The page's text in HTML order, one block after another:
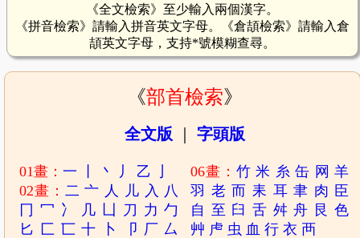
《全文檢索》至少輸入兩個漢字。
《拼音檢索》請輸入拼音英文字母。《倉頡檢索》請輸入倉
頡英文字母，支持*號模糊查尋。
《部首檢索》
全文版 ｜ 字頭版
01畫：一 丶 丿 乙
02畫： 二 亠 人 儿 入
八
冂 冖 冫 几 刀 力 勹
匕 匚 匸 十 卜 卩 厂 厶
06畫： 竹 米 糸 缶 网 羊
羽 老 而 耒 耳 聿 肉 臣
自 至 臼 舌 舛 舟 艮 色
艸 虍 虫 血 行 衣 襾